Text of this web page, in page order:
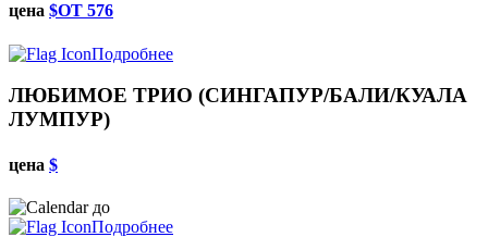
цена $OT 576
Подробнее
ЛЮБИМОЕ ТРИО (СИНГАПУР/БАЛИ/КУАЛА
ЛУМПУР)
цена $
до
Подробнее